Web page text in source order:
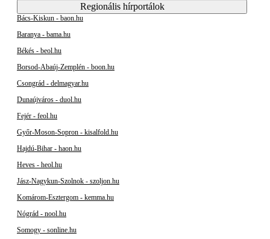
Regionális hírportálok
Bács-Kiskun - baon.hu
Baranya - bama.hu
Békés - beol.hu
Borsod-Abaúj-Zemplén - boon.hu
Csongrád - delmagyar.hu
Dunaújváros - duol.hu
Fejér - feol.hu
Győr-Moson-Sopron - kisalfold.hu
Hajdú-Bihar - haon.hu
Heves - heol.hu
Jász-Nagykun-Szolnok - szoljon.hu
Komárom-Esztergom - kemma.hu
Nógrád - nool.hu
Somogy - sonline.hu